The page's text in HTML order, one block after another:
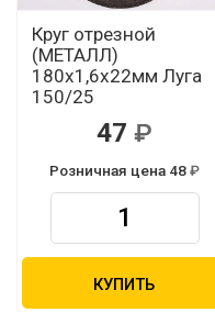
Круг отрезной
(МЕТАЛЛ)
180х1,6х22мм Луга
150/25
47
Розничная цена 48
КУПИТЬ